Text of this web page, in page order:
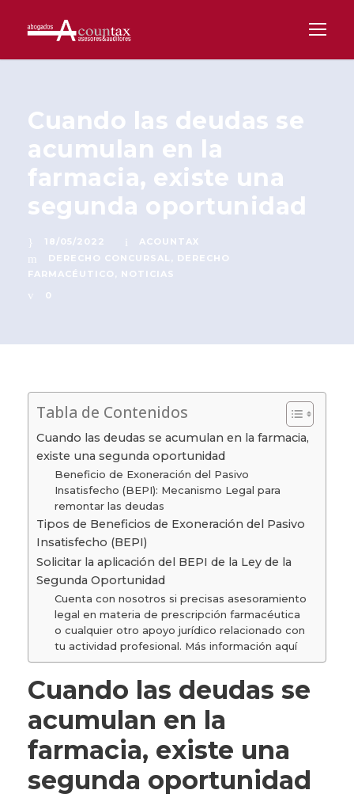
Cuando las deudas se
acumulan en la
farmacia, existe una
segunda oportunidad
18/05/2022
ACOUNTAX
DERECHO CONCURSAL , DERECHO
FARMACÉUTICO , NOTICIAS
0
Tabla de Contenidos
Cuando las deudas se acumulan en la farmacia,
existe una segunda oportunidad
Beneficio de Exoneración del Pasivo
Insatisfecho (BEPI): Mecanismo Legal para
remontar las deudas
Tipos de Beneficios de Exoneración del Pasivo
Insatisfecho (BEPI)
Solicitar la aplicación del BEPI de la Ley de la
Segunda Oportunidad
Cuenta con nosotros si precisas asesoramiento
legal en materia de prescripción farmacéutica
o cualquier otro apoyo jurídico relacionado con
tu actividad profesional. Más información aquí
Cuando las deudas se
acumulan en la
farmacia, existe una
segunda oportunidad